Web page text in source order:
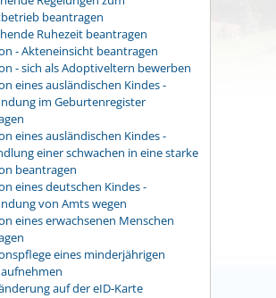
beantragen
Ruhezeit beantragen
- Akteneinsicht beantragen
- sich als Adoptiveltern bewerben
eines ausländischen Kindes -
im Geburtenregister
eines ausländischen Kindes -
einer schwachen in eine starke
beantragen
eines deutschen Kindes -
von Amts wegen
eines erwachsenen Menschen
eines minderjährigen
auf der eID-Karte